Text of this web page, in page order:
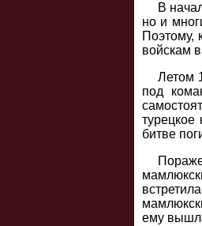
В
но и
Поэтому,
войскам
Летом
под
битве
ему